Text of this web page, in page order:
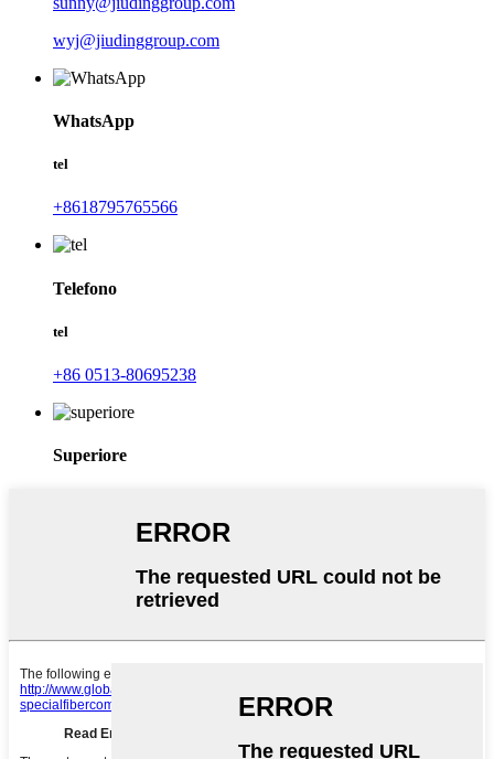
wyj@jiudinggroup.com
WhatsApp
tel
+8618795765566
Telefono
tel
+86 0513-80695238
Superiore